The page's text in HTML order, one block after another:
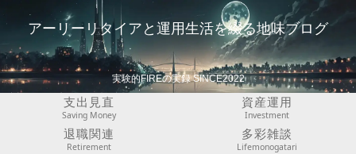
アーリーリタイアと運用生活を綴る地味ブログ
実験的FIREの実録 SINCE2022
支出見直
Saving Money
資産運用
Investment
退職関連
Retirement
多彩雑談
Lifemonogatari